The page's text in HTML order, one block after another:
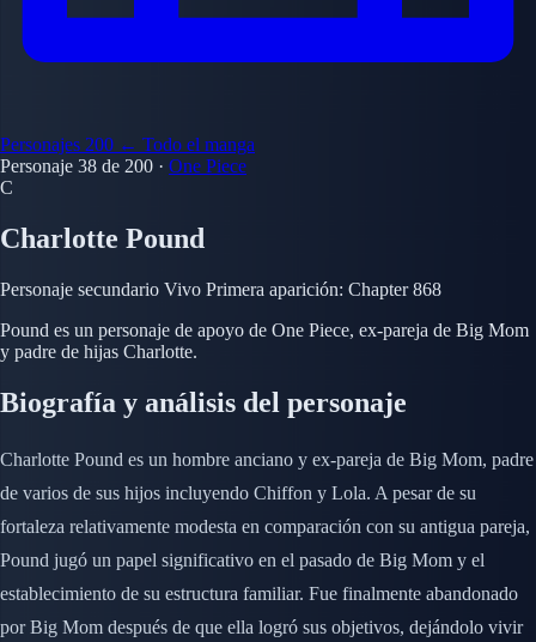
Personajes 200 ← Todo el manga
Personaje 38 de 200 · One Piece
C
Charlotte Pound
Personaje secundario Vivo Primera aparición: Chapter 868
Pound es un personaje de apoyo de One Piece, ex-pareja de Big Mom
y padre de hijas Charlotte.
Biografía y análisis del personaje
Charlotte Pound es un hombre anciano y ex-pareja de Big Mom, padre
de varios de sus hijos incluyendo Chiffon y Lola. A pesar de su
fortaleza relativamente modesta en comparación con su antigua pareja,
Pound jugó un papel significativo en el pasado de Big Mom y el
establecimiento de su estructura familiar. Fue finalmente abandonado
por Big Mom después de que ella logró sus objetivos, dejándolo vivir